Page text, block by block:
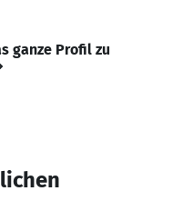
ganze Profil zu